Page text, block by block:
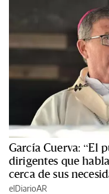
García Cuerva: “El
dirigentes que
cerca de sus
elDiarioAR